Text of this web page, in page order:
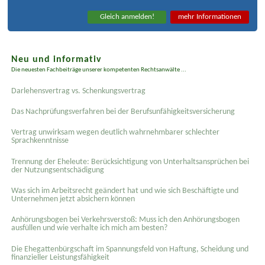
Gleich anmelden! mehr Informationen
Neu und informativ
Die neuesten Fachbeiträge unserer kompetenten Rechtsanwälte ...
Darlehensvertrag vs. Schenkungsvertrag
Das Nachprüfungsverfahren bei der Berufsunfähigkeitsversicherung
Vertrag unwirksam wegen deutlich wahrnehmbarer schlechter
Sprachkenntnisse
Trennung der Eheleute: Berücksichtigung von Unterhaltsansprüchen bei
der Nutzungsentschädigung
Was sich im Arbeitsrecht geändert hat und wie sich Beschäftigte und
Unternehmen jetzt absichern können
Anhörungsbogen bei Verkehrsverstoß: Muss ich den Anhörungsbogen
ausfüllen und wie verhalte ich mich am besten?
Die Ehegattenbürgschaft im Spannungsfeld von Haftung, Scheidung und
finanzieller Leistungsfähigkeit